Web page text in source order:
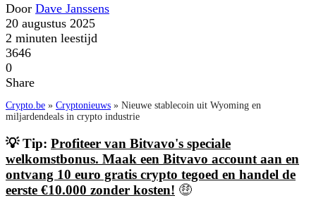
Door Dave Janssens
20 augustus 2025
2 minuten leestijd
3646
0
Share
Crypto.be » Cryptonieuws » Nieuwe stablecoin uit Wyoming en
miljardendeals in crypto industrie
💡 Tip: Profiteer van Bitvavo's speciale
welkomstbonus. Maak een Bitvavo account aan en
ontvang 10 euro gratis crypto tegoed en handel de
eerste €10.000 zonder kosten! 🤑